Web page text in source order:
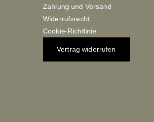
Zahlung und Versand
Widerrufsrecht
Cookie-Richtlinie
Vertrag widerrufen